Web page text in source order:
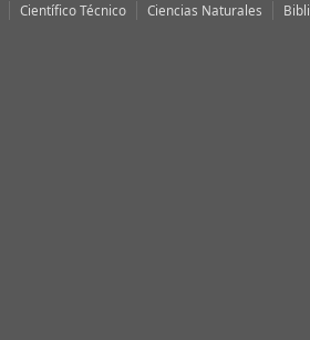
Científico Técnico Ciencias Naturales